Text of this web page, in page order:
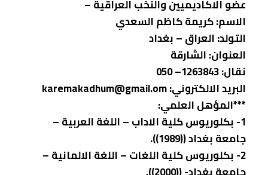
عضو الاكاديميين والنخب العراقية –
الاسم: كريمة كاظم السعدي
التولد: العراق – بغداد
العنوان: الشارقة
نقال: 1263843– 050
البريد الالكتروني: karemakadhum@gmail.om
***المؤهل العلمي:
1- بكلوريوس كلية الاداب – اللغة العربية –
جامعة بغداد ((1989)).
2- بكلوريوس كلية اللغات – اللغة الالمانية –